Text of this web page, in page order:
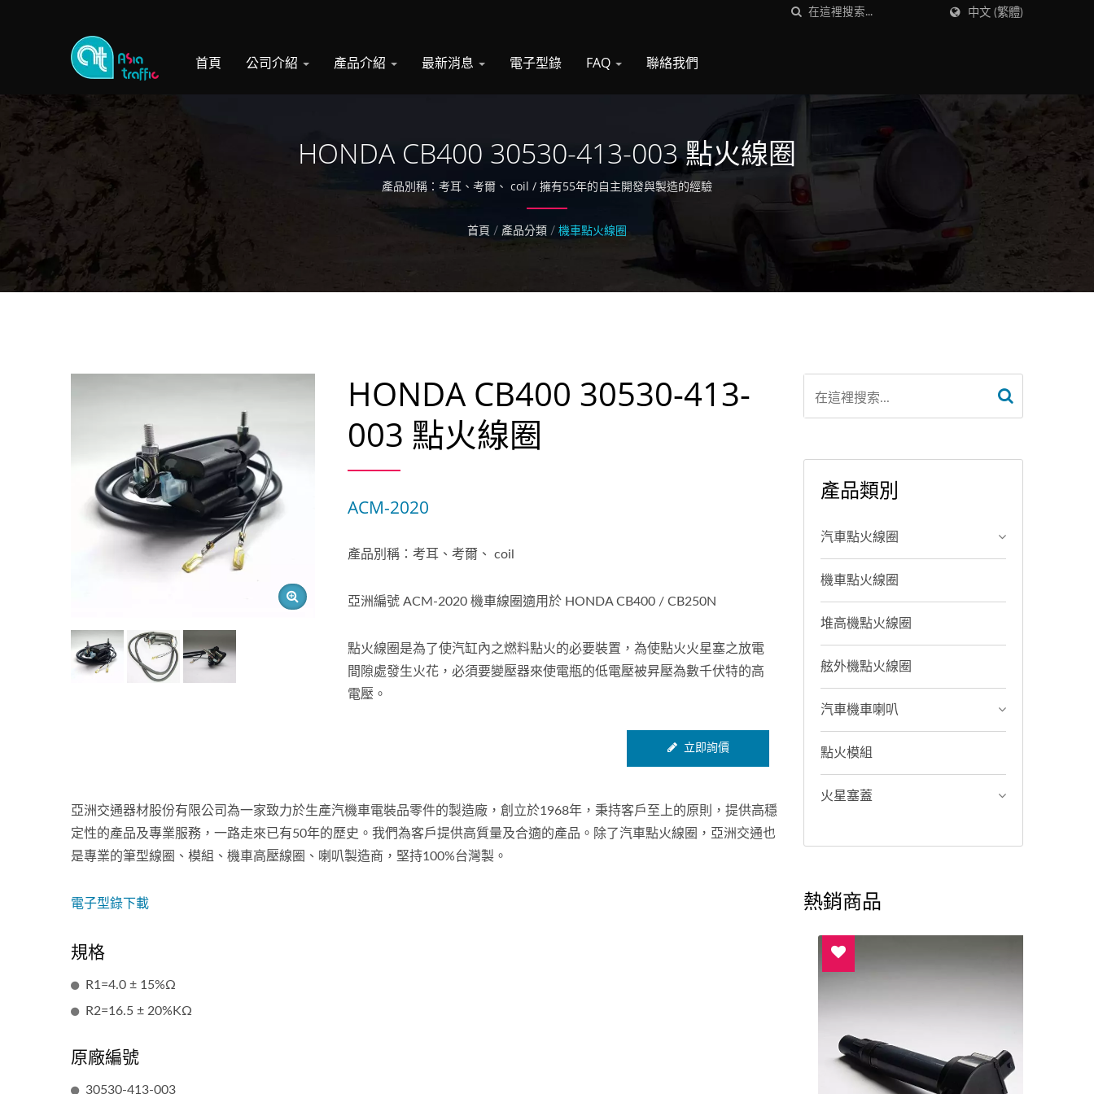
中文 (繁體)
首頁 公司介紹 產品介紹 最新消息 電子型錄 FAQ 聯絡我們
HONDA CB400 30530-413-003 點火線圈
產品別稱：考耳、考爾、 coil / 擁有55年的自主開發與製造的經驗
首頁 / 產品分類 / 機車點火線圈
HONDA CB400 30530-413-
003 點火線圈
ACM-2020
產品別稱：考耳、考爾、 coil
亞洲編號 ACM-2020 機車線圈適用於 HONDA CB400 / CB250N
點火線圈是為了使汽缸內之燃料點火的必要裝置，為使點火火星塞之放電
間隙處發生火花，必須要變壓器來使電瓶的低電壓被昇壓為數千伏特的高
電壓。
立即詢價
亞洲交通器材股份有限公司為一家致力於生產汽機車電裝品零件的製造廠，創立於1968年，秉持客戶至上的原則，提供高穩
定性的產品及專業服務，一路走來已有50年的歷史。我們為客戶提供高質量及合適的產品。除了汽車點火線圈，亞洲交通也
是專業的筆型線圈、模組、機車高壓線圈、喇叭製造商，堅持100%台灣製。
電子型錄下載
規格
R1=4.0 ± 15%Ω
R2=16.5 ± 20%KΩ
原廠編號
30530-413-003
產品類別
汽車點火線圈
機車點火線圈
堆高機點火線圈
舷外機點火線圈
汽車機車喇叭
點火模組
火星塞蓋
熱銷商品